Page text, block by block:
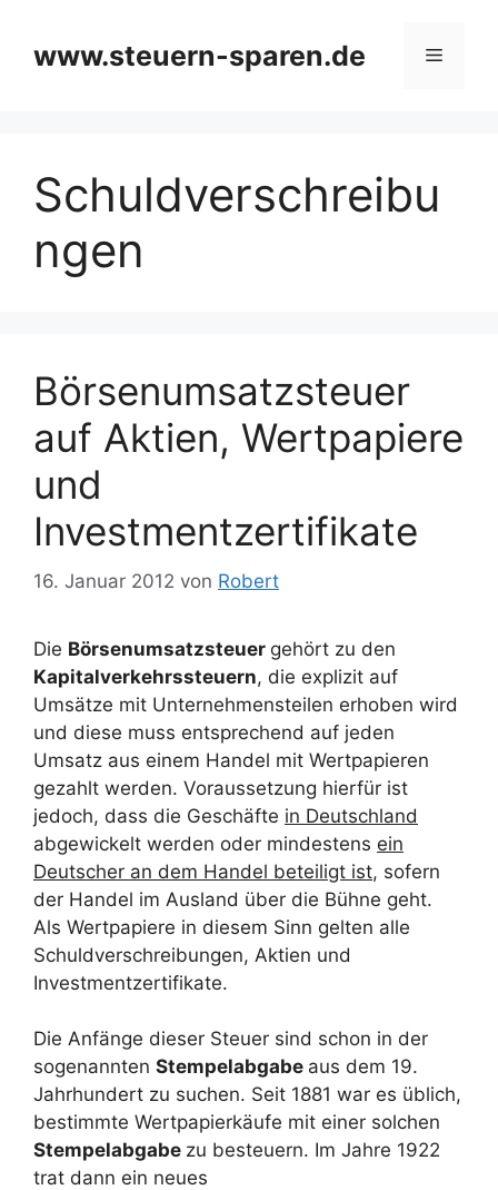
springen
www.steuern-sparen.de Menü
Schuldverschreibu
ngen
Börsenumsatzsteuer
auf Aktien, Wertpapiere
und
Investmentzertifikate
16. Januar 2012 von Robert
Die Börsenumsatzsteuer gehört zu den
Kapitalverkehrssteuern, die explizit auf
Umsätze mit Unternehmensteilen erhoben wird
und diese muss entsprechend auf jeden
Umsatz aus einem Handel mit Wertpapieren
gezahlt werden. Voraussetzung hierfür ist
jedoch, dass die Geschäfte in Deutschland
abgewickelt werden oder mindestens ein
Deutscher an dem Handel beteiligt ist, sofern
der Handel im Ausland über die Bühne geht.
Als Wertpapiere in diesem Sinn gelten alle
Schuldverschreibungen, Aktien und
Investmentzertifikate.
Die Anfänge dieser Steuer sind schon in der
sogenannten Stempelabgabe aus dem 19.
Jahrhundert zu suchen. Seit 1881 war es üblich,
bestimmte Wertpapierkäufe mit einer solchen
Stempelabgabe zu besteuern. Im Jahre 1922
trat dann ein neues